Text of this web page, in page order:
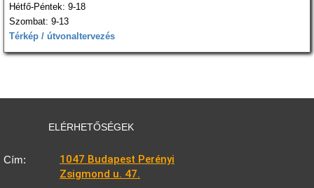
Hétfő-Péntek: 9-18
Szombat: 9-13
Térkép / útvonaltervezés
ELÉRHETŐSÉGEK
Cím:
1047 Budapest Perényi
Zsigmond u. 47.